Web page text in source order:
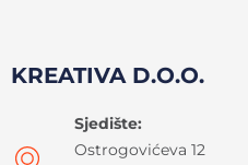
KREATIVA D.O.O.
Sjedište:
Ostrogovićeva 12